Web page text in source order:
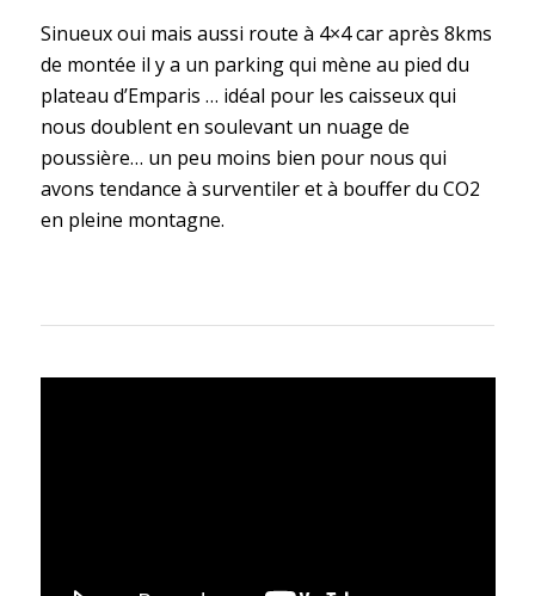
Sinueux oui mais aussi route à 4×4 car après 8kms
de montée il y a un parking qui mène au pied du
plateau d’Emparis … idéal pour les caisseux qui
nous doublent en soulevant un nuage de
poussière… un peu moins bien pour nous qui
avons tendance à surventiler et à bouffer du CO2
en pleine montagne.